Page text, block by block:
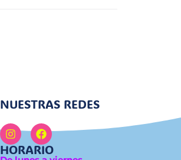
NUESTRAS REDES
HORARIO